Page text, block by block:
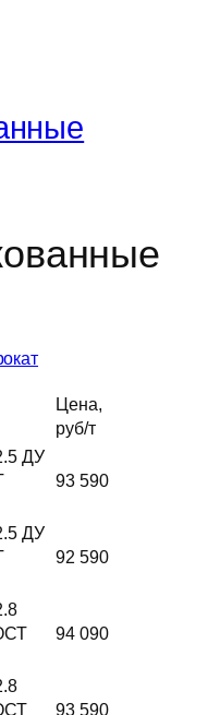
Цена,
руб/т
ДУ
93 590
ДУ
92 590
94 090
93 590